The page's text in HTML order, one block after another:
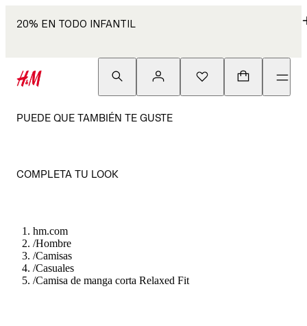
20% EN TODO INFANTIL
PUEDE QUE TAMBIÉN TE GUSTE
COMPLETA TU LOOK
hm.com
/Hombre
/Camisas
/Casuales
/Camisa de manga corta Relaxed Fit